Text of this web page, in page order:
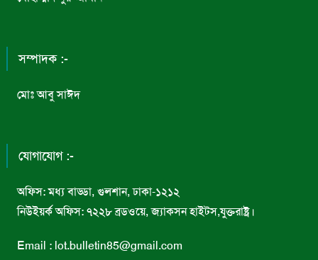
সম্পাদক :-
মোঃ আবু সাঈদ
যোগাযোগ :-
অফিস: মধ্য বাড্ডা, গুলশান, ঢাকা-১২১২
নিউইয়র্ক অফিস: ৭২২৮ ব্রডওয়ে, জ্যাকসন হাইটস,যুক্তরাষ্ট্র।
Email : lot.bulletin85@gmail.com